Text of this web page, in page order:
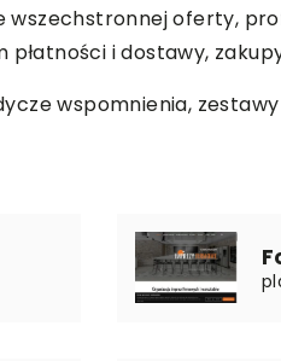
oferty,
i dostawy,
wspomnienia,